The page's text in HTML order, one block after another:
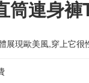
筒連身褲
展現歐美風,穿上它很